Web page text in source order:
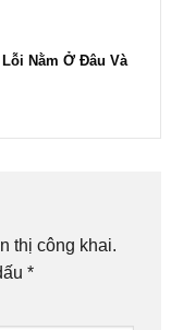
Nằm Ở Đâu Và
thị công khai.
*